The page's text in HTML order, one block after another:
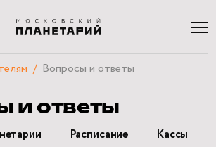
Вопросы и ответы
и ответы
Расписание Кассы